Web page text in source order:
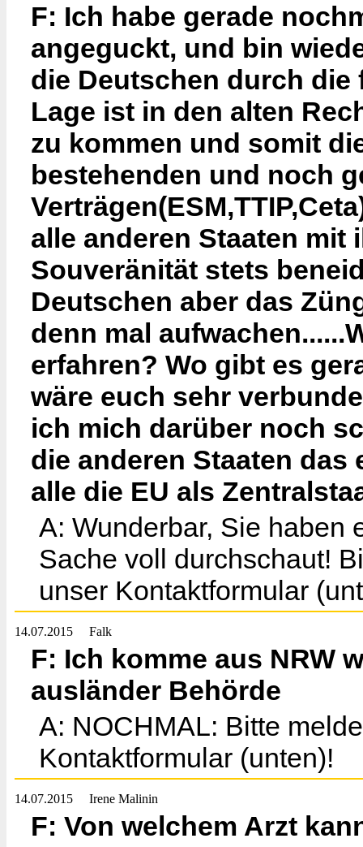
F: Ich habe gerade
angeguckt, und bin
die Deutschen durch
Lage ist in den alten
zu kommen und somit
bestehenden und noch
alle anderen Staaten
Souveränität stets
Deutschen aber das
denn mal
erfahren? Wo gibt es
wäre euch sehr
ich mich darüber noch
die anderen Staaten
alle die EU als
A: Wunderbar, Sie haben
Sache voll durchschaut!
unser Kontaktformular
14.07.2015 Falk
F: Ich komme aus NRW
ausländer Behörde
A: NOCHMAL: Bitte
Kontaktformular (unten)!
14.07.2015 Irene Malinin
F: Von welchem Arzt